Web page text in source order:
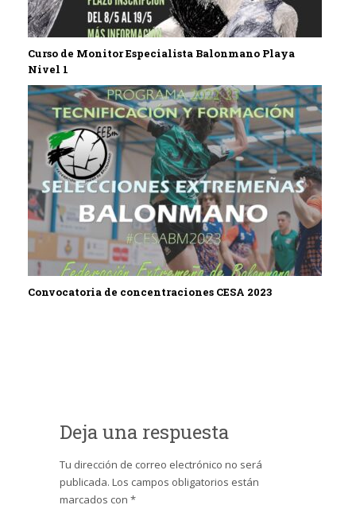
Curso de Monitor Especialista Balonmano Playa
Nivel 1
Convocatoria de concentraciones CESA 2023
Deja una respuesta
Tu dirección de correo electrónico no será
publicada. Los campos obligatorios están
marcados con *